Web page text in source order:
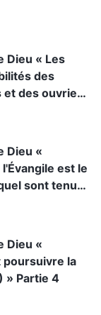
Dieu « Les
des
des ouvriers
Dieu «
est le
sont tenus
Dieu «
poursuivre la
» Partie 4